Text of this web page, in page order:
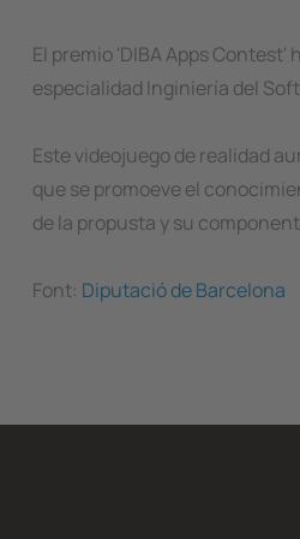
El premio 'DIBA Apps Contest'
especialidad Inginiería del
Este videojuego de realidad
que se promoeve el
de la propusta y su
Font: Diputació de Barcelona